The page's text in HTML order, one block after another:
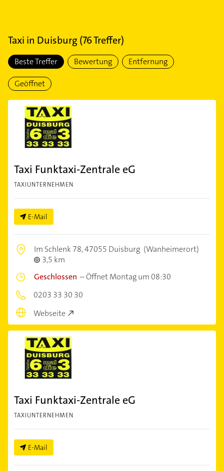
Taxi in Duisburg (76Treffer)
Beste Treffer Bewertung Entfernung
Geöffnet
Taxi Funktaxi-Zentrale eG
TAXIUNTERNEHMEN
E-Mail
Im Schlenk 78,47055 Duisburg (Wanheimerort)
3,5 km
Geschlossen –Öffnet Montag um 08:30
0203 33 30 30
Webseite
Taxi Funktaxi-Zentrale eG
TAXIUNTERNEHMEN
E-Mail